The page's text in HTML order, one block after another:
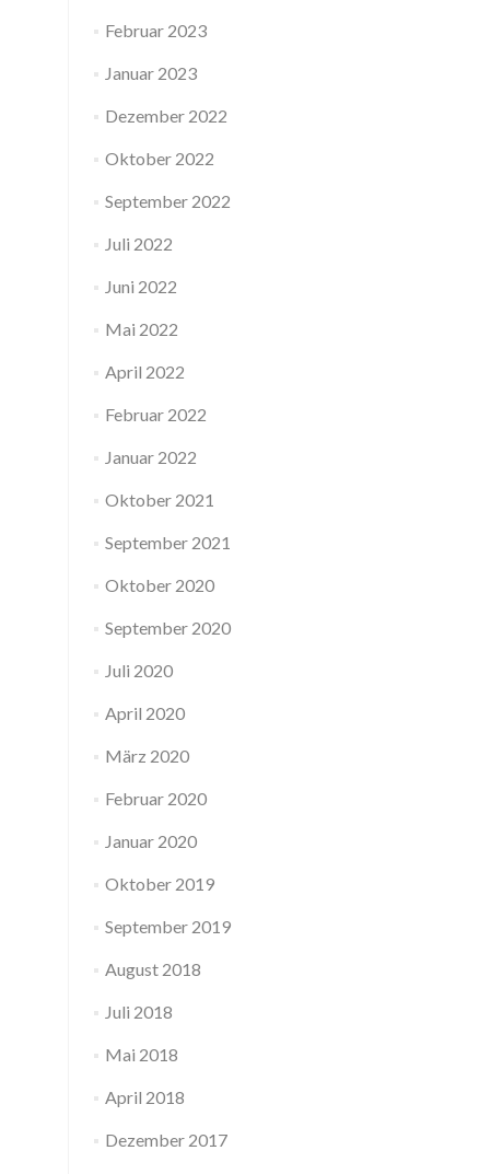
Februar 2023
Januar 2023
Dezember 2022
Oktober 2022
September 2022
Juli 2022
Juni 2022
Mai 2022
April 2022
Februar 2022
Januar 2022
Oktober 2021
September 2021
Oktober 2020
September 2020
Juli 2020
April 2020
März 2020
Februar 2020
Januar 2020
Oktober 2019
September 2019
August 2018
Juli 2018
Mai 2018
April 2018
Dezember 2017